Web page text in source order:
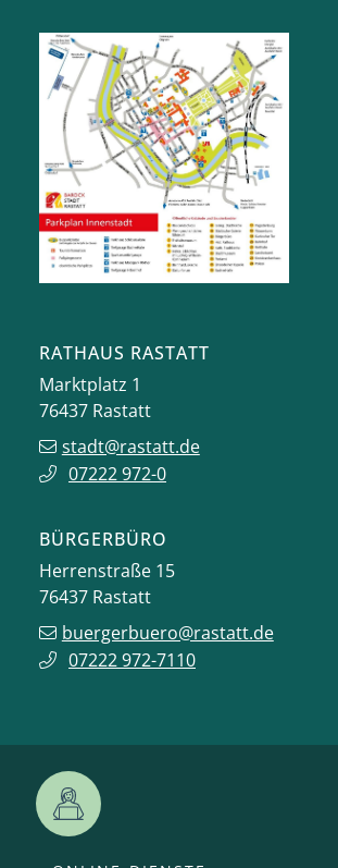
RATHAUS RASTATT
Marktplatz 1
76437 Rastatt
stadt@rastatt.de
07222 972-0
BÜRGERBÜRO
Herrenstraße 15
76437 Rastatt
buergerbuero@rastatt.de
07222 972-7110